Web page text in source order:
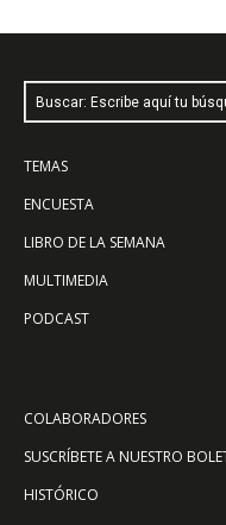
Buscar: Escribe aquí tu
TEMAS
ENCUESTA
LIBRO DE LA SEMANA
MULTIMEDIA
PODCAST
COLABORADORES
SUSCRÍBETE A NUESTRO
HISTÓRICO